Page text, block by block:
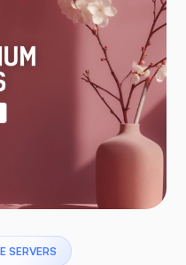
SERVERS